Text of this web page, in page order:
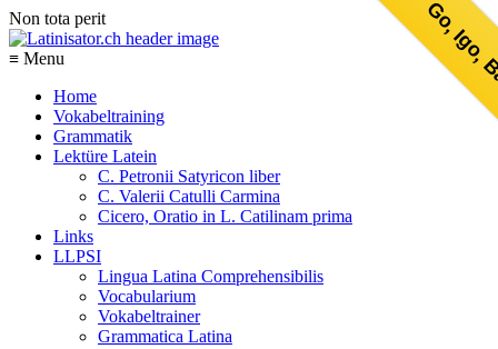
Go,
Non tota perit
≡ Menu
Home
Vokabeltraining
Grammatik
Lektüre Latein
C. Petronii Satyricon liber
C. Valerii Catulli Carmina
Cicero, Oratio in L. Catilinam prima
Links
LLPSI
Lingua Latina Comprehensibilis
Vocabularium
Vokabeltrainer
Grammatica Latina